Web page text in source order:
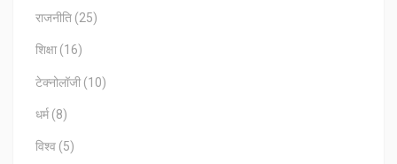
राजनीति (25)
शिक्षा (16)
टेक्नोलॉजी (10)
धर्म (8)
विश्व (5)